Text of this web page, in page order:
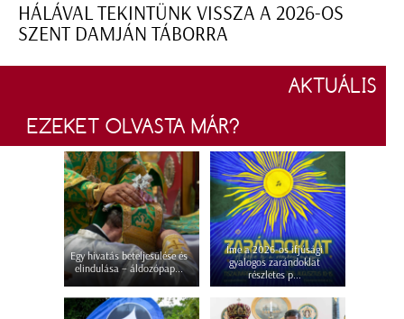
HÁLÁVAL TEKINTÜNK VISSZA A 2026-OS
SZENT DAMJÁN TÁBORRA
AKTUÁLIS
EZEKET OLVASTA MÁR?
Egy hivatás beteljesülése és
elindulása – áldozópap...
Íme a 2026-os ifjúsági
gyalogos zarándoklat
részletes p...